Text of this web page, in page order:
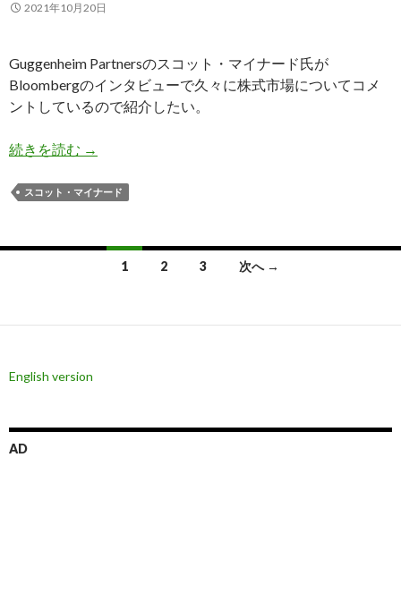
2021年10月20日
Guggenheim Partnersのスコット・マイナード氏が
Bloombergのインタビューで久々に株式市場についてコメ
ントしているので紹介したい。
続きを読む マイナード氏: 株式市場の調整は終了、ここから
→
スコット・マイナード
ナ
ゲ
ー
シ
1 2 3 次へ →
English version
AD